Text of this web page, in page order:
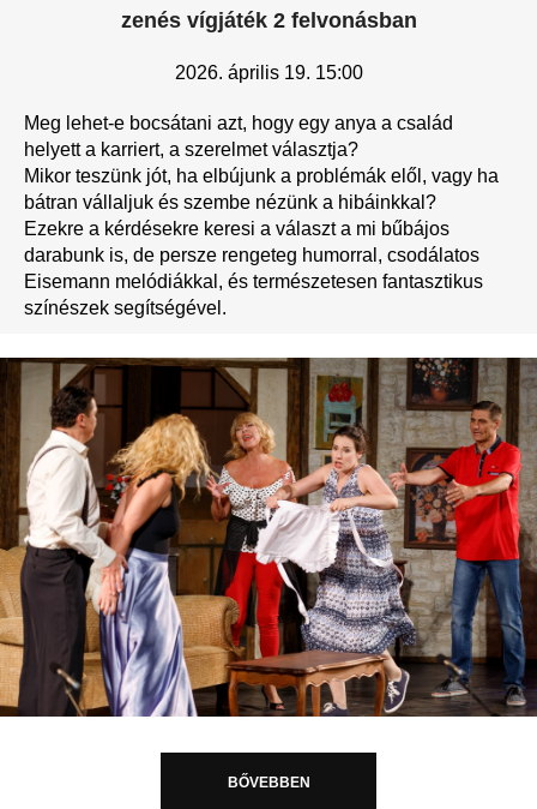
zenés vígjáték 2 felvonásban
2026. április 19. 15:00
Meg lehet-e bocsátani azt, hogy egy anya a család
helyett a karriert, a szerelmet választja?
Mikor teszünk jót, ha elbújunk a problémák elől, vagy ha
bátran vállaljuk és szembe nézünk a hibáinkkal?
Ezekre a kérdésekre keresi a választ a mi bűbájos
darabunk is, de persze rengeteg humorral, csodálatos
Eisemann melódiákkal, és természetesen fantasztikus
színészek segítségével.
BŐVEBBEN